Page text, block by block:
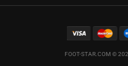
FOOT-STAR.COM ©